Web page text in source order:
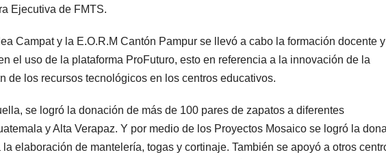
Ejecutiva de FMTS.
Campat y la E.O.R.M Cantón Pampur se llevó a cabo la formación docente y
el uso de la plataforma ProFuturo, esto en referencia a la innovación de la
de los recursos tecnológicos en los centros educativos.
se logró la donación de más de 100 pares de zapatos a diferentes
y Alta Verapaz. Y por medio de los Proyectos Mosaico se logró la
elaboración de mantelería, togas y cortinaje. También se apoyó a otros